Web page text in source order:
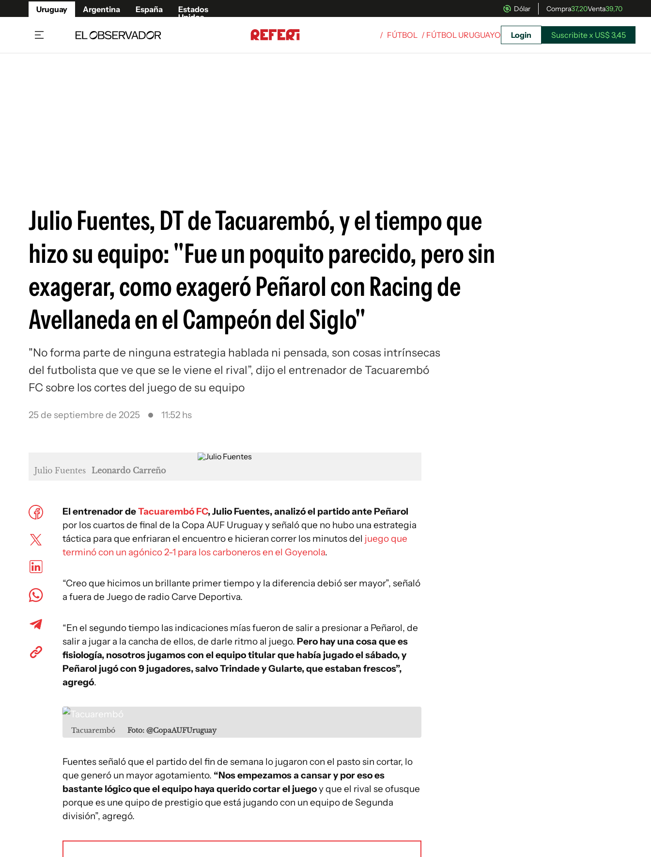
Uruguay Argentina España
Estados
Unidos
Dólar Compra37,20Venta39,70
/ FÚTBOL / FÚTBOL URUGUAYO Login Suscribite x US$ 3,45
Julio Fuentes, DT de Tacuarembó, y el tiempo que
hizo su equipo: "Fue un poquito parecido, pero sin
exagerar, como exageró Peñarol con Racing de
Avellaneda en el Campeón del Siglo"
"No forma parte de ninguna estrategia hablada ni pensada, son cosas intrínsecas
del futbolista que ve que se le viene el rival”, dijo el entrenador de Tacuarembó
FC sobre los cortes del juego de su equipo
25 de septiembre de 2025 11:52 hs
Julio Fuentes Leonardo Carreño
El entrenador deTacuarembó FC, Julio Fuentes, analizó el partido ante Peñarol
por los cuartos de final de la Copa AUF Uruguay y señaló que no hubo una estrategia
táctica para que enfriaran el encuentro e hicieran correr los minutos del juego que
terminó con un agónico 2-1 para los carboneros en el Goyenola.
“Creo que hicimos un brillante primer tiempo y la diferencia debió ser mayor”, señaló
a fuera de Juego de radio Carve Deportiva.
“En el segundo tiempo las indicaciones mías fueron de salir a presionar a Peñarol, de
salir a jugar a la cancha de ellos, de darle ritmo al juego. Pero hay una cosa que es
fisiología, nosotros jugamos con el equipo titular que había jugado el sábado, y
Peñarol jugó con 9 jugadores, salvo Trindade y Gularte, que estaban frescos”,
agregó.
Tacuarembó Foto: @CopaAUFUruguay
Fuentes señaló que el partido del fin de semana lo jugaron con el pasto sin cortar, lo
que generó un mayor agotamiento. “Nos empezamos a cansar y por eso es
bastante lógico que el equipo haya querido cortar el juegoy que el rival se ofusque
porque es une quipo de prestigio que está jugando con un equipo de Segunda
división”, agregó.